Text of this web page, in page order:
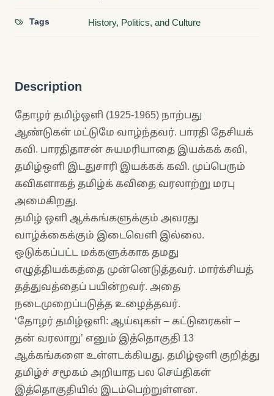
Tags History, Politics, and Culture
Description
தோழர் தமிழ்ஒளி (1925-1965) நாற்பது
ஆண்டுகள் மட்டுமே வாழ்ந்தவர். பாரதி தேசியக்
கவி. பாரதிதாசன் சுயமரியாதை இயக்கக் கவி,
தமிழ்ஒளி இடதுசாரி இயக்கக் கவி. முப்பெரும்
கவிகளாகத் தமிழ்க் கவிதை வரலாற்று மரபு
அமைகிறது.
தமிழ் ஒளி ஆக்கங்களுக்கும் அவரது
வாழ்க்கைக்கும் இடைவெளி இல்லை.
ஒடுக்கப்பட்ட மக்களுக்காக தமது
எழுத்தியக்கத்தை முன்னெடுத்தவர். மார்க்சியத்
தத்துவத்தைப் பயின்றவர். அதை
நடைமுறைப்படுத்த உழைத்தவர்.
‘தோழர் தமிழ்ஒளி: ஆய்வுகள் – கட்டுரைகள் –
தன் வரலாறு’ எனும் இத்தொகுதி 13
ஆக்கங்களை உள்ளடக்கியது. தமிழ்ஒளி குறித்து
தமிழ்ச் சமூகம் அறியாத பல செய்திகள்
இத்தொகுதியில் இடம்பெற்றுள்ளன.